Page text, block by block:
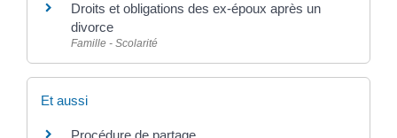
Droits et obligations des ex-époux après un
divorce
Famille - Scolarité
Et aussi
Procédure de partage